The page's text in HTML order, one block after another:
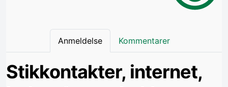
Anmeldelse Kommentarer
Stikkontakter, internet,